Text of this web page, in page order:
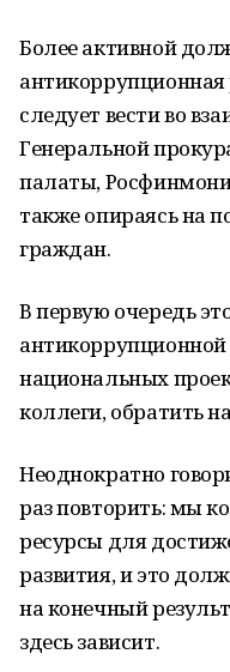
Более активной
следует вести во
Генеральной
палаты,
также опираясь на
граждан.
В первую очередь
национальных
коллеги, обратить
Неоднократно
раз повторить: мы
ресурсы для
развития, и это
на конечный
здесь зависит.